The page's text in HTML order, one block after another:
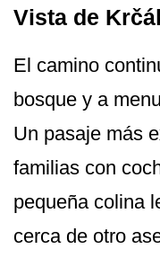
Vista de
El camino
bosque y a
Un pasaje más
familias con
pequeña colina
cerca de otro